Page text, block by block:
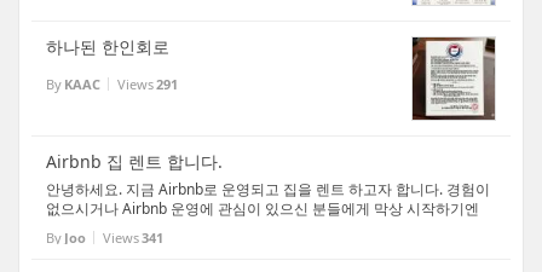
하나된 한인회로
By KAAC Views291
Airbnb 집 렌트 합니다.
안녕하세요. 지금 Airbnb로 운영되고 집을 렌트 하고자 합니다. 경험이
없으시거나 Airbnb 운영에 관심이 있으신 분들에게 막상 시작하기엔
자금과 용기없어 시작이 어려우신 분들에게 좋은 경험의 시작이 될수
있습니다. 모든 가구와 세팅이 되어 있으며, 이...
By Joo Views341